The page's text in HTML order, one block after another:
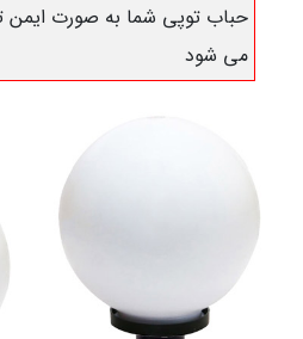
حباب توپی شما به صورت ایمن
می شود